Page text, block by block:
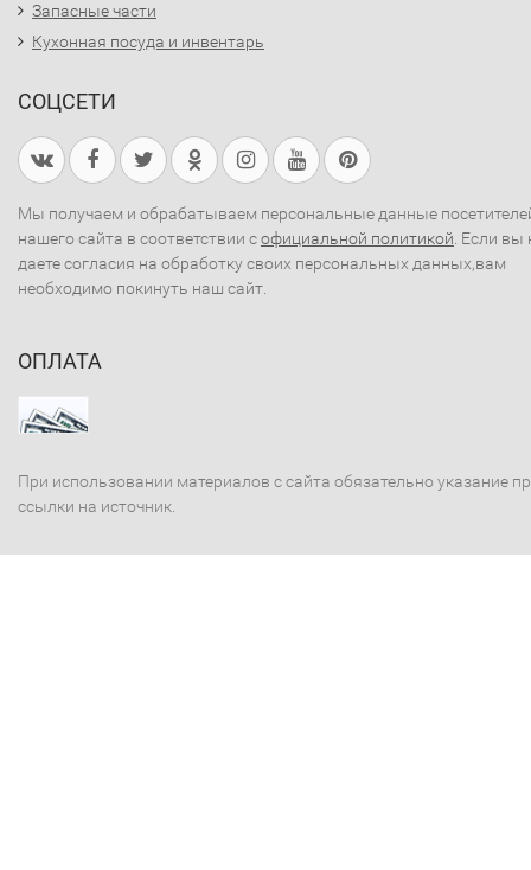
Запасные части
Кухонная посуда и инвентарь
СОЦСЕТИ
Мы получаем и обрабатываем персональные данные
нашего сайта в соответствии софициальной политикой . Если вы
даете согласия на обработку своих персональных данных,вам
необходимо покинуть наш сайт.
ОПЛАТА
При использовании материалов с сайта обязательно указание
ссылки на источник.